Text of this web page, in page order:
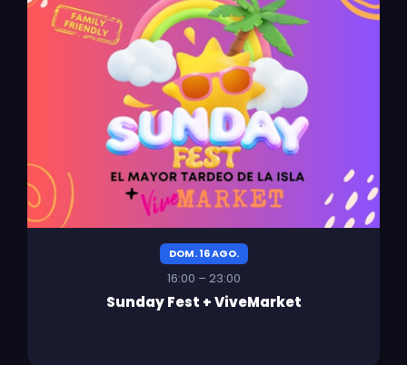
DOM. 16 AGO.
16:00 – 23:00
Sunday Fest + ViveMarket